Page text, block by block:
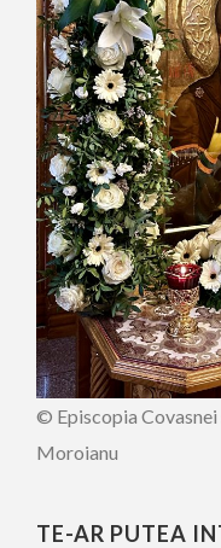
© Episcopia
Moroianu
TE-AR PUTEA